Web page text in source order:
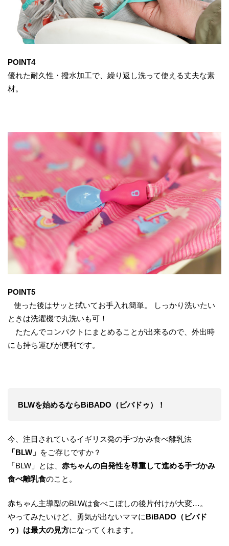
POINT4
優れた耐久性・撥水加工で、繰り返し洗って使える丈夫な素
材。
POINT5
使った後はサッと拭いてお手入れ簡単。 しっかり洗いたい
ときは洗濯機で丸洗いも可！
たたんでコンパクトにまとめることが出来るので、外出時
にも持ち運びが便利です。
BLWを始めるならBiBADO（ビバドゥ）！
今、注目されているイギリス発の手づかみ食べ離乳法
「BLW」 をご存じですか？
「BLW」とは、 赤ちゃんの自発性を尊重して進める手づかみ
食べ離乳食のこと。
赤ちゃん主導型のBLWは食べこぼしの後片付けが大変…。
やってみたいけど、勇気が出ないママにBiBADO（ビバド
ゥ）は最大の見方になってくれます。